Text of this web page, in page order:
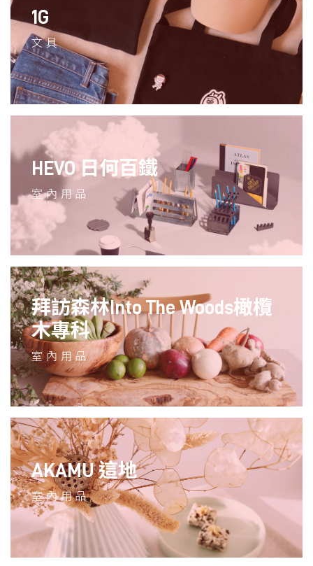
1G
文具
HEVO 日何百鐵
室內用品
拜訪森林Into The Woods橄欖
木專科
室內用品
AKAMU 這地
室內用品